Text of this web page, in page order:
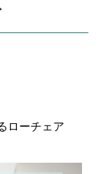
ローチェア